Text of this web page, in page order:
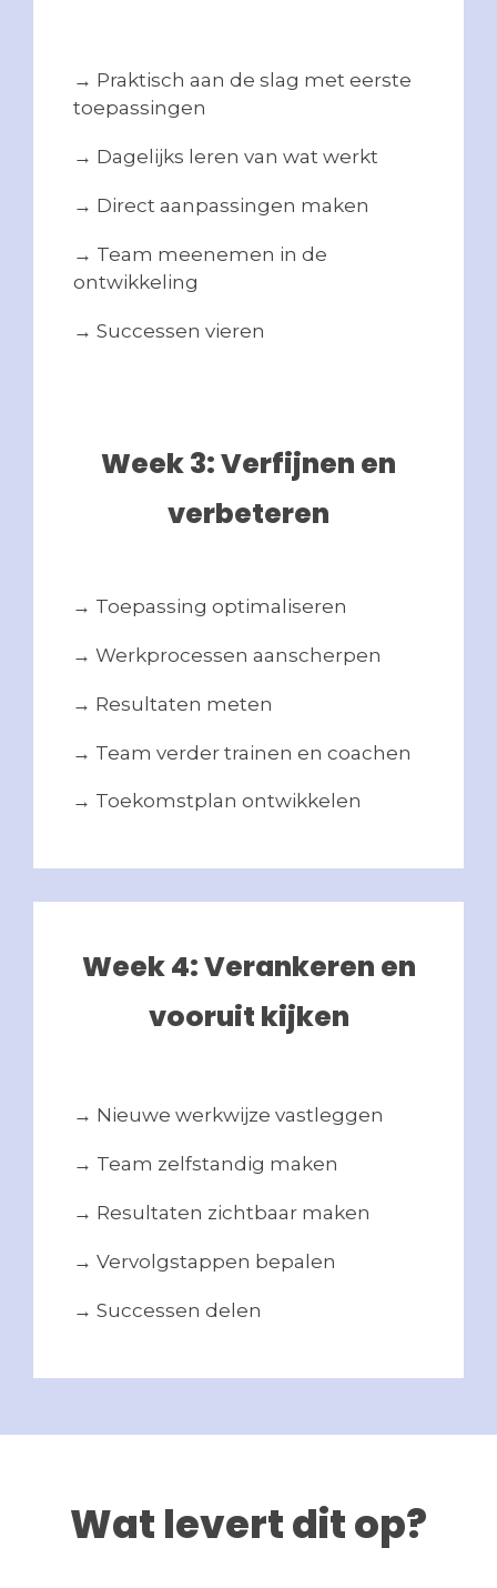
→ Praktisch aan de slag met eerste
toepassingen
→ Dagelijks leren van wat werkt
→ Direct aanpassingen maken
→ Team meenemen in de
ontwikkeling
→ Successen vieren
Week 3: Verfijnen en
verbeteren
→ Toepassing optimaliseren
→ Werkprocessen aanscherpen
→ Resultaten meten
→ Team verder trainen en coachen
→ Toekomstplan ontwikkelen
Week 4: Verankeren en
vooruit kijken
→ Nieuwe werkwijze vastleggen
→ Team zelfstandig maken
→ Resultaten zichtbaar maken
→ Vervolgstappen bepalen
→ Successen delen
Wat levert dit op?